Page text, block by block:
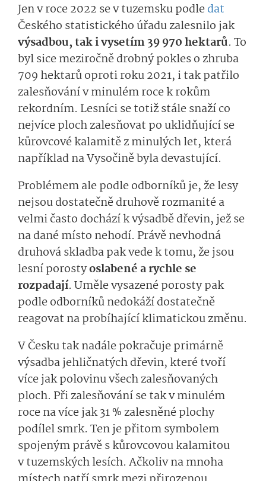
Jen v roce 2022 se v tuzemsku podledat
Českého statistického úřadu zalesnilo jak
výsadbou, tak i vysetím 39 970 hektarů. To
byl sice meziročně drobný pokles o zhruba
709 hektarů oproti roku 2021, i tak patřilo
zalesňování v minulém roce k rokům
rekordním. Lesníci se totiž stále snaží co
nejvíce ploch zalesňovat po uklidňující se
kůrovcové kalamitě z minulých let, která
například na Vysočině byla devastující.
Problémem ale podle odborníků je, že lesy
nejsou dostatečně druhově rozmanité a
velmi často dochází k výsadbě dřevin, jež se
na dané místo nehodí. Právě nevhodná
druhová skladba pak vede k tomu, že jsou
lesní porostyoslabené a rychle se
rozpadají. Uměle vysazené porosty pak
podle odborníků nedokáží dostatečně
reagovat na probíhající klimatickou změnu.
V Česku tak nadále pokračuje primárně
výsadba jehličnatých dřevin, které tvoří
více jak polovinu všech zalesňovaných
ploch. Při zalesňování se tak v minulém
roce na více jak 31 % zalesněné plochy
podílel smrk. Ten je přitom symbolem
spojeným právě s kůrovcovou kalamitou
v tuzemských lesích. Ačkoliv na mnoha